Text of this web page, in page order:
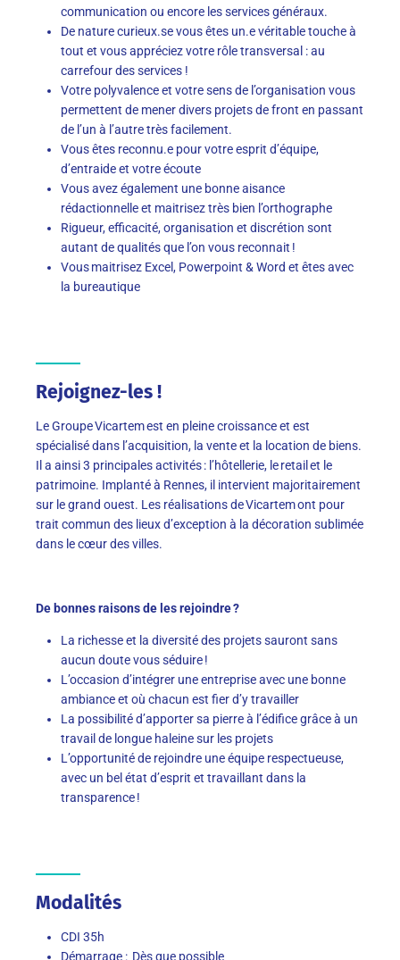
communication ou encore les services généraux.
De nature curieux.se vous êtes un.e véritable touche à
tout et vous appréciez votre rôle transversal : au
carrefour des services !
Votre polyvalence et votre sens de l’organisation vous
permettent de mener divers projets de front en passant
de l’un à l’autre très facilement.
Vous êtes reconnu.e pour votre esprit d’équipe,
d’entraide et votre écoute
Vous avez également une bonne aisance
rédactionnelle et maitrisez très bien l’orthographe
Rigueur, efficacité, organisation et discrétion sont
autant de qualités que l’on vous reconnait !
Vous maitrisez Excel, Powerpoint & Word et êtes avec
la bureautique
Rejoignez-les !
Le Groupe Vicartem est en pleine croissance et est
spécialisé dans l’acquisition, la vente et la location de biens.
Il a ainsi 3 principales activités : l’hôtellerie, le retail et le
patrimoine. Implanté à Rennes, il intervient majoritairement
sur le grand ouest. Les réalisations de Vicartem ont pour
trait commun des lieux d’exception à la décoration sublimée
dans le cœur des villes.
De bonnes raisons de les rejoindre ?
La richesse et la diversité des projets sauront sans
aucun doute vous séduire !
L’occasion d’intégrer une entreprise avec une bonne
ambiance et où chacun est fier d’y travailler
La possibilité d’apporter sa pierre à l’édifice grâce à un
travail de longue haleine sur les projets
L’opportunité de rejoindre une équipe respectueuse,
avec un bel état d’esprit et travaillant dans la
transparence !
Modalités
CDI 35h
Démarrage : Dès que possible